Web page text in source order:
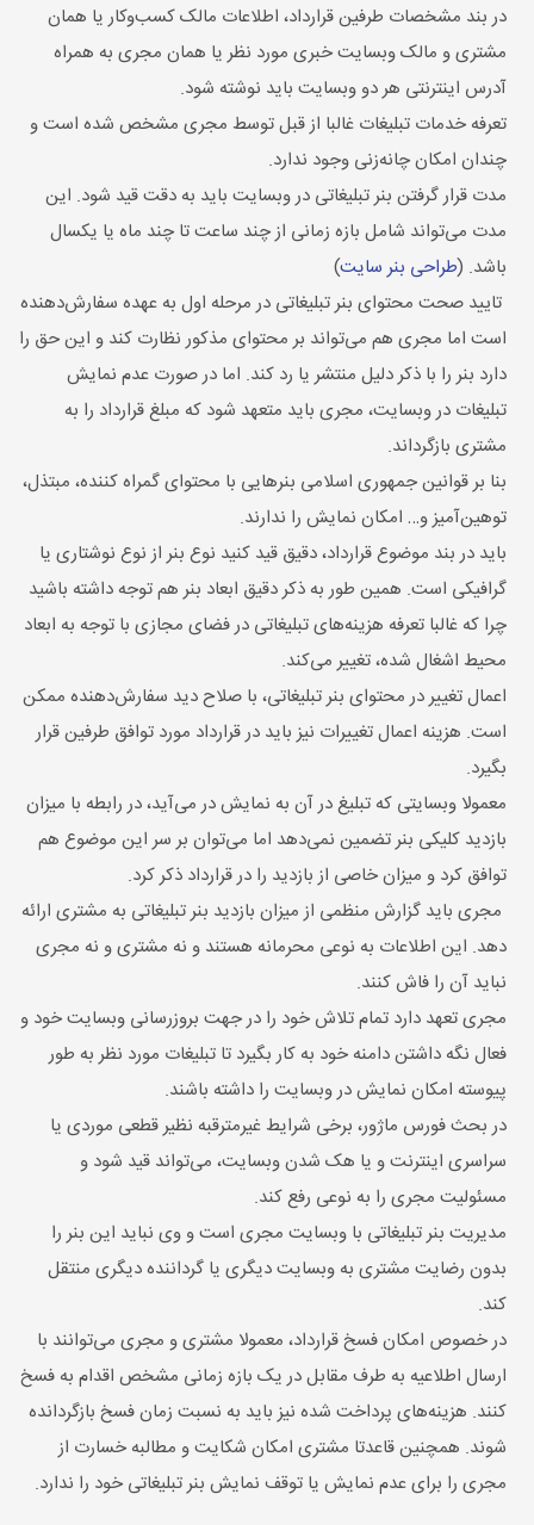
در بند مشخصات طرفین قرارداد، اطلاعات مالک کسب‌وکار یا همان
مشتری و مالک وبسایت خبری مورد نظر یا همان مجری به همراه
آدرس اینترنتی هر دو وبسایت باید نوشته شود.
تعرفه خدمات تبلیغات غالبا از قبل توسط مجری مشخص شده است و
چندان امکان چانه‌زنی وجود ندارد.
مدت قرار گرفتن بنر تبلیغاتی در وبسایت باید به دقت قید شود. این
مدت می‌تواند شامل بازه زمانی از چند ساعت تا چند ماه یا یکسال
باشد. (طراحی بنر سایت)
تایید صحت محتوای بنر تبلیغاتی در مرحله اول به عهده سفارش‌دهنده
است اما مجری هم می‌تواند بر محتوای مذکور نظارت کند و این حق را
دارد بنر را با ذکر دلیل منتشر یا رد کند. اما در صورت عدم نمایش
تبلیغات در وبسایت، مجری باید متعهد شود که مبلغ قرارداد را به
مشتری بازگرداند.
بنا بر قوانین جمهوری اسلامی بنرهایی با محتوای گمراه‌ کننده، مبتذل،
توهین‌آمیز و… امکان نمایش را ندارند.
باید در بند موضوع قرارداد، دقیق قید کنید نوع بنر از نوع نوشتاری یا
گرافیکی است. همین طور به ذکر دقیق ابعاد بنر هم توجه داشته باشید
چرا که غالبا تعرفه هزینه‌های تبلیغاتی در فضای مجازی با توجه به ابعاد
محیط اشغال شده، تغییر می‌کند.
اعمال تغییر در محتوای بنر تبلیغاتی، با صلاح دید سفارش‌دهنده ممکن
است. هزینه اعمال تغییرات نیز باید در قرارداد مورد توافق طرفین قرار
بگیرد.
معمولا وبسایتی که تبلیغ در آن به نمایش در می‌آید، در رابطه با میزان
بازدید کلیکی بنر تضمین نمی‌دهد اما می‌توان بر سر این موضوع هم
توافق کرد و میزان خاصی از بازدید را در قرارداد ذکر کرد.
مجری باید گزارش منظمی از میزان بازدید بنر تبلیغاتی به مشتری ارائه
دهد. این اطلاعات به نوعی محرمانه هستند و نه مشتری و نه مجری
نباید آن را فاش کنند.
مجری تعهد دارد تمام تلاش خود را در جهت بروزرسانی وبسایت خود و
فعال نگه داشتن دامنه خود به کار بگیرد تا تبلیغات مورد نظر به طور
پیوسته امکان نمایش در وبسایت را داشته باشند.
در بحث فورس ماژور، برخی شرایط غیرمترقبه نظیر قطعی موردی یا
سراسری اینترنت و یا هک شدن وبسایت، می‌تواند قید شود و
مسئولیت مجری را به نوعی رفع کند.
مدیریت بنر تبلیغاتی با وبسایت مجری است و وی نباید این بنر را
بدون رضایت مشتری به وبسایت دیگری یا گرداننده دیگری منتقل
کند.
در خصوص امکان فسخ قرارداد، معمولا مشتری و مجری می‌توانند با
ارسال اطلاعیه به طرف مقابل در یک بازه زمانی مشخص اقدام به فسخ
کنند. هزینه‌های پرداخت شده نیز باید به نسبت زمان فسخ بازگردانده
شوند. همچنین قاعدتا مشتری امکان شکایت و مطالبه خسارت از
مجری را برای عدم نمایش یا توقف نمایش بنر تبلیغاتی خود را ندارد.